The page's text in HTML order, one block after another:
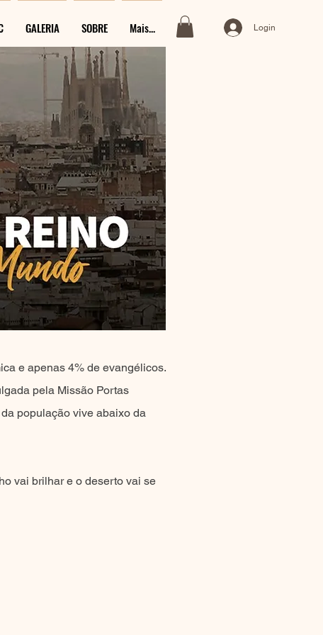
GALERIA SOBRE Mais... Login
e apenas 4% de evangélicos.
pela Missão Portas
população vive abaixo da
vai brilhar e o deserto vai se